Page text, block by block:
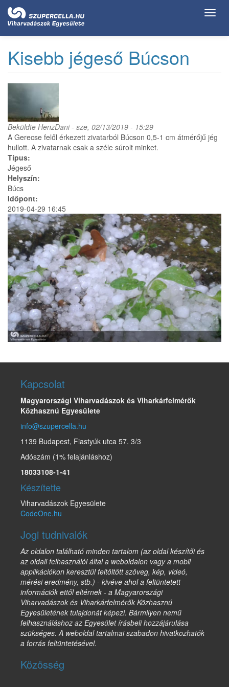
Ugrás
tartalomra
Kisebb jégeső Búcson
Beküldte HenzDani- sze, 02/13/2019 - 15:29
A Gerecse felől érkezett zivatarból Búcson 0,5-1 cm átmérőjű jég
hullott. A zivatarnak csak a széle súrolt minket.
Típus:
Jégeső
Helyszín:
Búcs
Időpont:
2019-04-29 16:45
Kapcsolat
Magyarországi Viharvadászok és Viharkárfelmérők
Közhasznú Egyesülete
info@szupercella.hu
1139 Budapest, Fiastyúk utca 57. 3/3
Adószám (1% felajánláshoz)
18033108-1-41
Készítette
Viharvadászok Egyesülete
CodeOne.hu
Jogi tudnivalók
Az oldalon található minden tartalom (az oldal készítői és
az oldali felhasználói által a weboldalon vagy a mobil
applikációkon keresztül feltöltött szöveg, kép, videó,
mérési eredmény, stb.) - kivéve ahol a feltüntetett
információk ettől eltérnek - a Magyarországi
Viharvadászok és Viharkárfelmérők Közhasznú
Egyesületének tulajdonát képezi. Bármilyen nemű
felhasználáshoz az Egyesület írásbeli hozzájárulása
szükséges. A weboldal tartalmai szabadon hivatkozhatók
a forrás feltüntetésével.
Közösség